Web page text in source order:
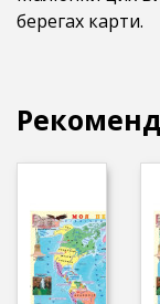
берегах карти.